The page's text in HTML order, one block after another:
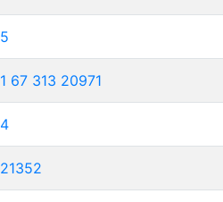
5
1 67 313 20971
4
21352